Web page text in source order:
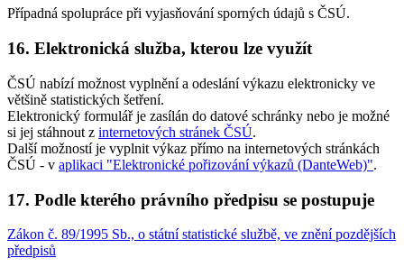
Případná spolupráce při vyjasňování sporných údajů s ČSÚ.
16. Elektronická služba, kterou lze využít
ČSÚ nabízí možnost vyplnění a odeslání výkazu elektronicky ve
většině statistických šetření.
Elektronický formulář je zasílán do datové schránky nebo je možné
si jej stáhnout z internetových stránek ČSÚ.
Další možností je vyplnit výkaz přímo na internetových stránkách
ČSÚ - v aplikaci "Elektronické pořizování výkazů (DanteWeb)".
17. Podle kterého právního předpisu se postupuje
Zákon č. 89/1995 Sb., o státní statistické službě, ve znění pozdějších
předpisů